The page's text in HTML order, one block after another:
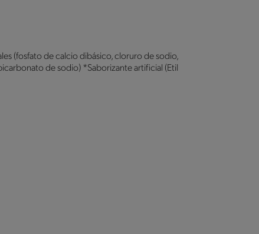
(fosfato de calcio dibásico, cloruro de sodio,
de sodio) *Saborizante artificial (Etil